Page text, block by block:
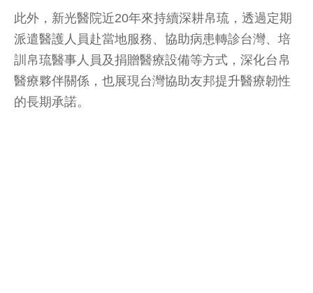
此外，新光醫院近20年來持續深耕帛琉，透過定期
派遣醫護人員赴當地服務、協助病患轉診台灣、培
訓帛琉醫事人員及捐贈醫療設備等方式，深化台帛
醫療夥伴關係，也展現台灣協助友邦提升醫療韌性
的長期承諾。